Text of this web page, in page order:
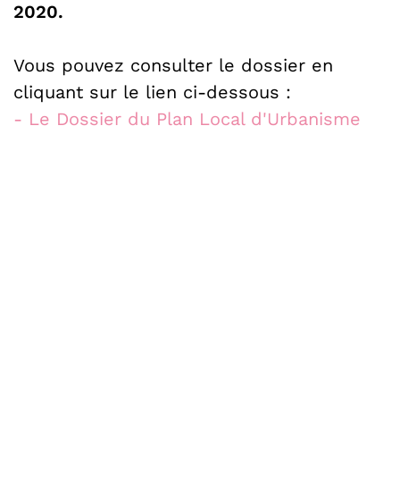
2020.
Vous pouvez consulter le dossier en
cliquant sur le lien ci-dessous :
- Le Dossier du Plan Local d'Urbanisme